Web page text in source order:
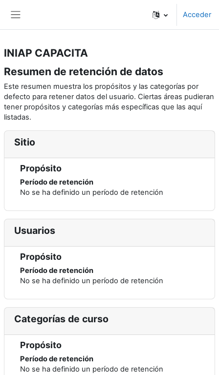
Acceder
INIAP CAPACITA
Resumen de retención de datos
Este resumen muestra los propósitos y las categorías por
defecto para retener datos del usuario. Ciertas áreas pudieran
tener propósitos y categorías más específicas que las aquí
listadas.
Sitio
Propósito
Período de retención
No se ha definido un período de retención
Usuarios
Propósito
Período de retención
No se ha definido un período de retención
Categorías de curso
Propósito
Período de retención
No se ha definido un período de retención